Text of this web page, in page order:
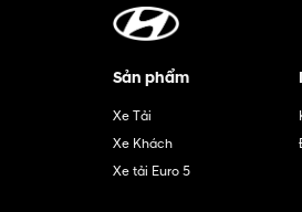
Sản phẩm
Xe Tải
Xe Khách
Xe tải Euro 5